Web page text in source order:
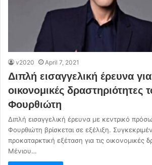
v2020 April 7, 2021
Διπλή εισαγγελική έρευνα για
οικονομικές δραστηριότητες
Φουρθιώτη
Διπλή εισαγγελική έρευνα με κεντρικό
Φουρθιώτη βρίσκεται σε εξέλιξη.
προκαταρκτική εξέταση για τις οικονομικές
Μένιου…